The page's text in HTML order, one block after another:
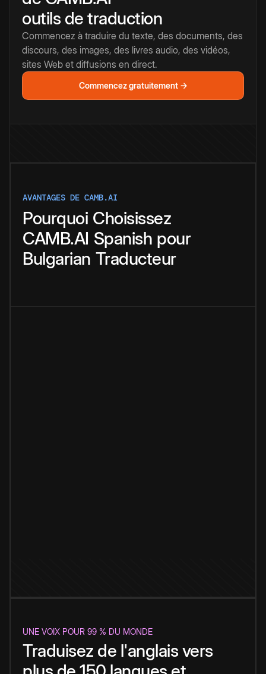
outils de traduction
Commencez à traduire du texte, des documents, des
discours, des images, des livres audio, des vidéos,
sites Web et diffusions en direct.
Commencez gratuitement →
AVANTAGES DE CAMB.AI
Pourquoi Choisissez
CAMB.AI Spanish pour
Bulgarian Traducteur
UNE VOIX POUR 99 % DU MONDE
Traduisez de l'anglais vers